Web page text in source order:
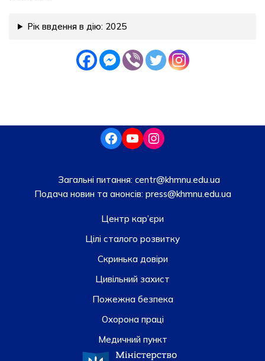
Рік ввдення в дію: 2025
Загальні питання: centr@khmnu.edu.ua
Подача новин та анонсів:press@khmnu.edu.ua
Центр кар’єри
Цілі сталого розвитку
Скринька довiри
Цивільний захист
Пожежна безпека
Охорона праці
Медичний пункт